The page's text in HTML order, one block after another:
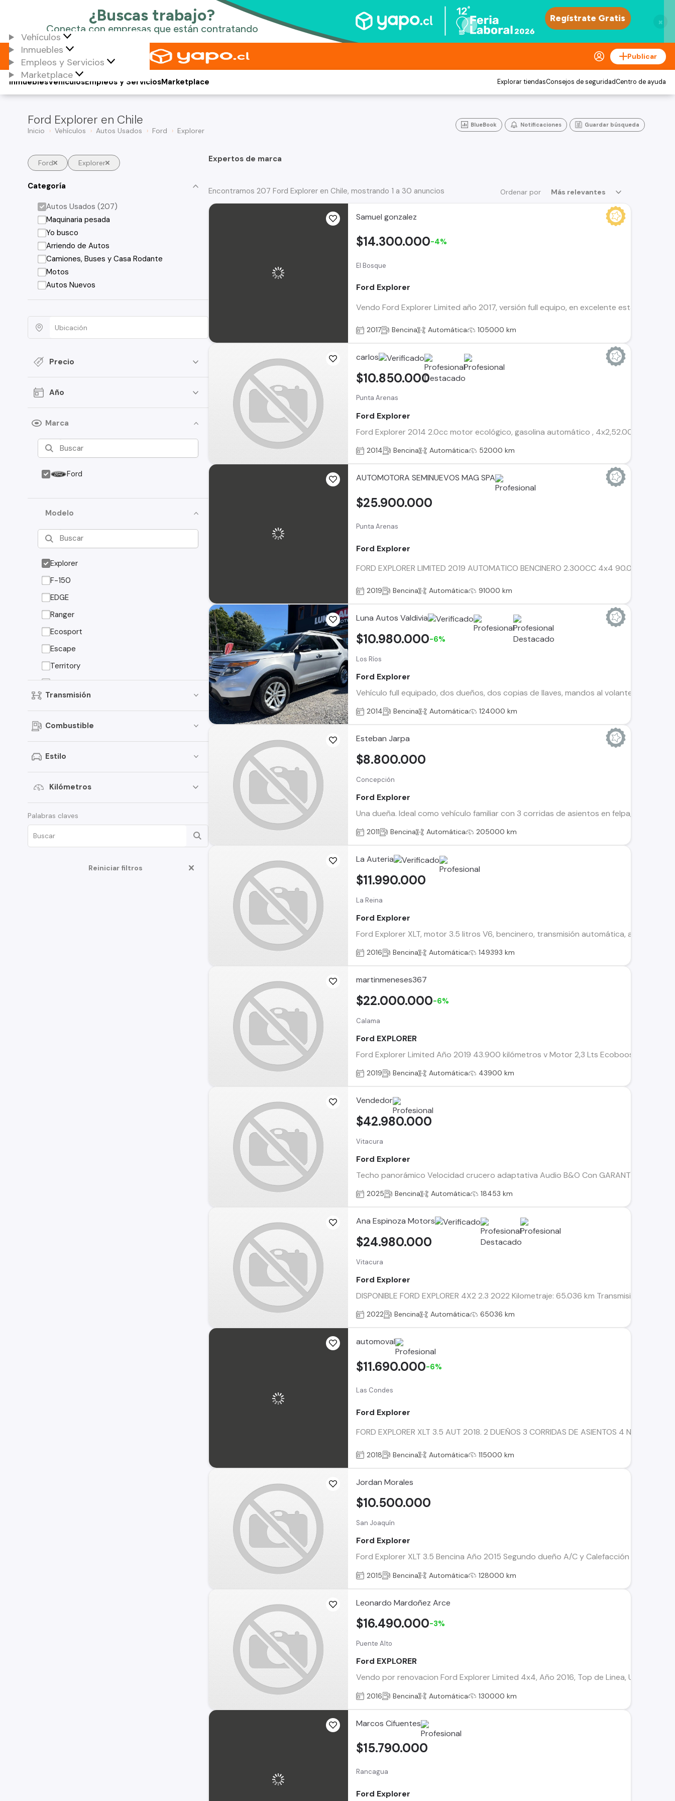
×
Vehículos
Inmuebles
Empleos y Servicios
Marketplace
Publicar
Vehículos
Inmuebles Empleos y ServiciosMarketplace Explorar tiendasConsejos de seguridadCentro de ayuda
Ford Explorer en Chile
Inicio Vehículos Autos Usados Ford Explorer
BlueBook Notificaciones Guardar búsqueda
Ford Explorer
Categoría
Autos Usados (207)
Maquinaria pesada
Yo busco
Arriendo de Autos
Camiones, Buses y Casa Rodante
Motos
Autos Nuevos
Precio
Año
Marca
Ford
Modelo
Explorer
F-150
EDGE
Ranger
Ecosport
Escape
Territory
Fiesta
Focus
Transit Van
Expedition
Maverick
Edge
Fusion
Transmisión
Combustible
Estilo
Kilómetros
Palabras claves
Reiniciar filtros
Expertos de marca
Ordenar por Más relevantes
Encontramos 207 Ford Explorer en Chile, mostrando 1 a 30 anuncios
Samuel gonzalez
El Bosque
Ford Explorer
Vendo Ford Explorer Limited año 2017, versión full equipo, en excelente estado
$14.300.000-4%
2017 Bencina Automática 105000 km
carlos
Punta Arenas
Ford Explorer
Ford Explorer 2014 2.0cc motor ecológico, gasolina automático ,
$10.850.000
2014 Bencina Automática 52000 km
AUTOMOTORA SEMINUEVOS MAG SPA
Punta Arenas
Ford Explorer
FORD EXPLORER LIMITED 2019 AUTOMATICO BENCINERO 2.300CC 4x4 90.000KM
$25.900.000
2019 Bencina Automática 91000 km
Luna Autos Valdivia
Los Ríos
Ford Explorer
Vehículo full equipado, dos dueños, dos copias de llaves, mandos al volante, aire
$10.980.000-6%
2014 Bencina Automática 124000 km
Esteban Jarpa
Concepción
Ford Explorer
Una dueña. Ideal como vehículo familiar con 3 corridas de asientos en felpa, su
$8.800.000
2011 Bencina Automática 205000 km
La Auteria
La Reina
Ford Explorer
Ford Explorer XLT, motor 3.5 litros V6, bencinero, transmisión automática, año 2016
$11.990.000
2016 Bencina Automática 149393 km
martinmeneses367
Calama
Ford EXPLORER
Ford Explorer Limited Año 2019 43.900 kilómetros v Motor 2,3 Lts Ecoboost.
$22.000.000-6%
2019 Bencina Automática 43900 km
Vendedor
Vitacura
Ford Explorer
Techo panorámico Velocidad crucero adaptativa Audio B&O Con GARANTÍA 2
$42.980.000
2025 Bencina Automática 18453 km
Ana Espinoza Motors
Vitacura
Ford Explorer
DISPONIBLE FORD EXPLORER 4X2 2.3 2022 Kilometraje: 65.036 km Transmisión:
$24.980.000
2022 Bencina Automática 65036 km
automoval
Las Condes
Ford Explorer
FORD EXPLORER XLT 3.5 AUT 2018. 2 DUEÑOS 3 CORRIDAS DE ASIENTOS 4
$11.690.000-6%
2018 Bencina Automática 115000 km
Jordan Morales
San Joaquín
Ford Explorer
Ford Explorer XLT 3.5 Bencina Año 2015 Segundo dueño A/C y Calefacción
$10.500.000
2015 Bencina Automática 128000 km
Leonardo Mardoñez Arce
Puente Alto
Ford EXPLORER
Vendo por renovacion Ford Explorer Limited 4x4, Año 2016, Top de Linea, Uso
$16.490.000-3%
2016 Bencina Automática 130000 km
Marcos Cifuentes
Rancagua
Ford Explorer
$15.790.000